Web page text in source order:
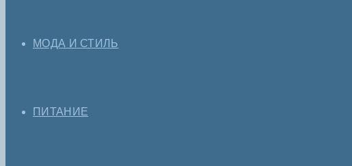
МОДА И СТИЛЬ
ПИТАНИЕ